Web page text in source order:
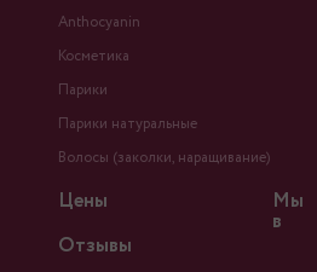
Anthocyanin
Косметика
Парики
Парики натуральные
Волосы (заколки, наращивание)
Цены
Отзывы
Мы
в